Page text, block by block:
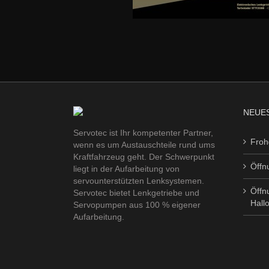
Servotec ist Ihr kompetenter Partner,
wenn es um Austauschteile rund ums
Kraftfahrzeug geht. Der Schwerpunkt
liegt in der Aufarbeitung von
servounterstützten Lenksystemen.
Servotec bietet Lenkgetriebe und
Servopumpen aus 100 % eigener
Aufarbeitung.